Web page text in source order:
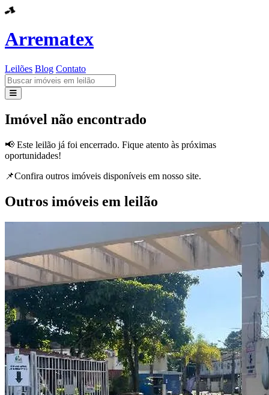
Arrematex
Leilões Blog Contato
Leilões
Imóvel não encontrado
📢 Este leilão já foi encerrado. Fique atento às próximas
oportunidades!
📌Confira outros imóveis disponíveis em nosso site.
Outros imóveis em leilão